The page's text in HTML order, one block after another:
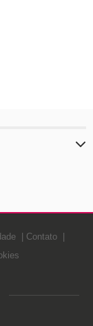
Contato